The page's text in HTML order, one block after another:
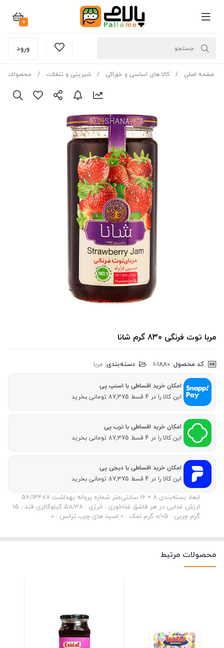
0
ورود
صفحه اصلی کالا های اساسی و خوراکی شیرینی و تنقلات محصولات
مربا توت فرنگی 830 گرم شانا
کد محصول: دسته‌بندی: مربا
امکان خرید اقساطی با اسنپ پی
این کالا را در 4 قسط 87,375 تومانی بخرید
امکان خرید اقساطی با ترب پی
این کالا را در 4 قسط 87,375 تومانی بخرید
امکان خرید اقساطی با دیجی پی
این کالا را در 4 قسط 87,375 تومانی بخرید
ابعاد بسته‌بندی 8 × 16 سانتی‌متر شماره پروانه بهداشت 56/14487
ارزش غدایی در هر قاشق غذاخوری : انرژی : 58/38 کیلوکالری قند : 15
گرم چربی : 0/05 گرم نمک : 0 اسید های چرب ترانس : 0
محصولات مرتبط